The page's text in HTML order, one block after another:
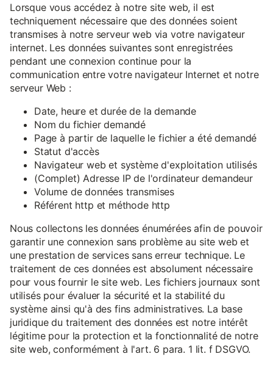
Lorsque vous accédez à notre site web, il est
techniquement nécessaire que des données soient
transmises à notre serveur web via votre navigateur
internet. Les données suivantes sont enregistrées
pendant une connexion continue pour la
communication entre votre navigateur Internet et notre
serveur Web :
Date, heure et durée de la demande
Nom du fichier demandé
Page à partir de laquelle le fichier a été demandé
Statut d'accès
Navigateur web et système d'exploitation utilisés
(Complet) Adresse IP de l'ordinateur demandeur
Volume de données transmises
Référent http et méthode http
Nous collectons les données énumérées afin de pouvoir
garantir une connexion sans problème au site web et
une prestation de services sans erreur technique. Le
traitement de ces données est absolument nécessaire
pour vous fournir le site web. Les fichiers journaux sont
utilisés pour évaluer la sécurité et la stabilité du
système ainsi qu'à des fins administratives. La base
juridique du traitement des données est notre intérêt
légitime pour la protection et la fonctionnalité de notre
site web, conformément à l'art. 6 para. 1 lit. f DSGVO.